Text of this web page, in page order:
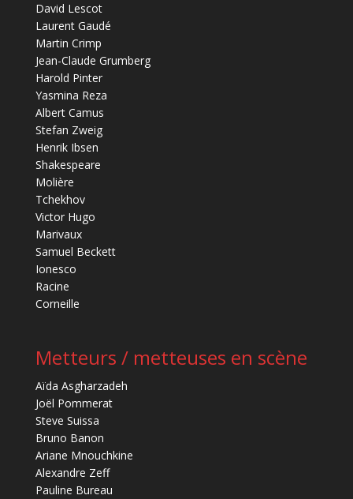
David Lescot
Laurent Gaudé
Martin Crimp
Jean-Claude Grumberg
Harold Pinter
Yasmina Reza
Albert Camus
Stefan Zweig
Henrik Ibsen
Shakespeare
Molière
Tchekhov
Victor Hugo
Marivaux
Samuel Beckett
Ionesco
Racine
Corneille
Metteurs / metteuses en scène
Aïda Asgharzadeh
Joël Pommerat
Steve Suissa
Bruno Banon
Ariane Mnouchkine
Alexandre Zeff
Pauline Bureau